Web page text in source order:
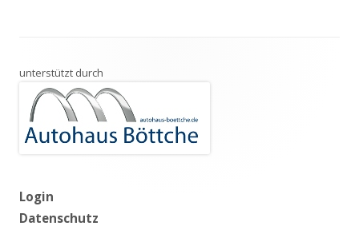
Inhalt
unterstützt durch
Login
Datenschutz